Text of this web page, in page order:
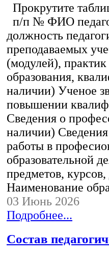
Прокрутите
п/п № ФИО
должность
преподаваемых
(модулей),
образования,
наличии) Ученое
повышении
Сведения о
наличии)
работы в
образовательной
предметов,
Наименование
03 Июнь 2026
Подробнее...
Состав